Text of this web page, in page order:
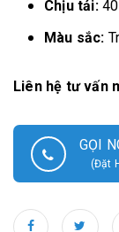
Chịu tải:
Màu sắc:
Liên hệ tư vấn
GỌI
(Đặt